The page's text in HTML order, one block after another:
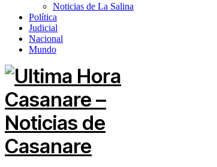
Noticias de La Salina
Política
Judicial
Nacional
Mundo